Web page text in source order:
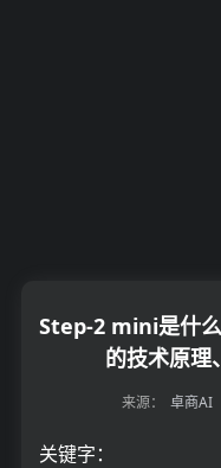
Step-2 mini是什
的技术原理
来源： 卓商AI
关键字：